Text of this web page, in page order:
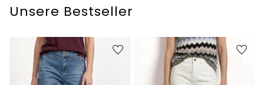
Unsere Bestseller